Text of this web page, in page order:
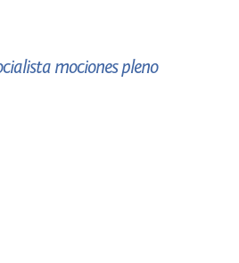
mociones pleno